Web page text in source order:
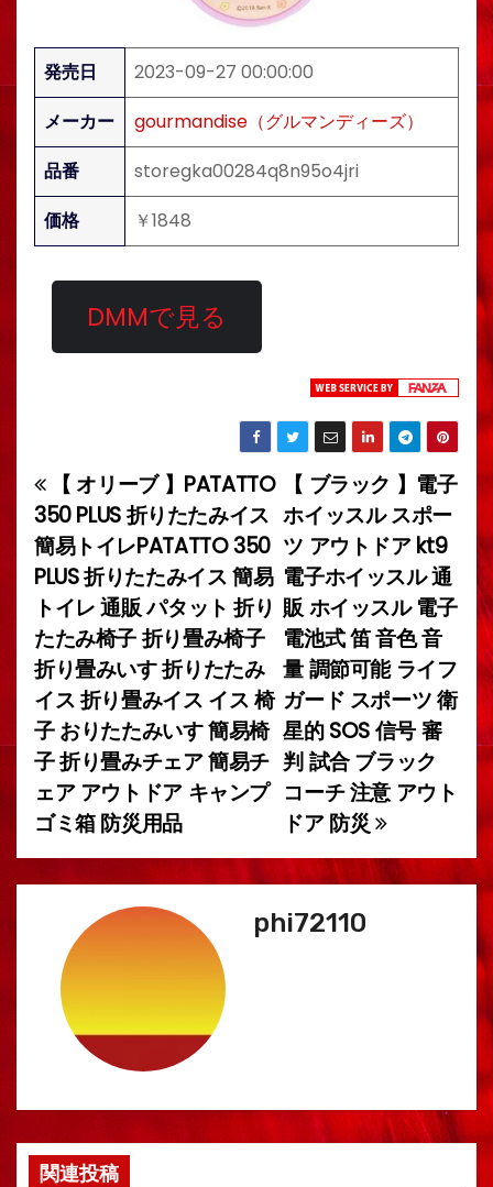
発売日
2023-09-27 00:00:00
メーカー
gourmandise（グルマンディーズ）
品番
storegka00284q8n95o4jri
価格
￥1848
DMMで見る
投
稿
ナ
ビ
ゲ
ー
シ
ョ
ン
【 ブラック 】電子
ホイッスル スポー
ツ アウトドア kt9
電子ホイッスル 通
販 ホイッスル 電子
電池式 笛 音色 音
量 調節可能 ライフ
ガード スポーツ 衛
星的 SOS 信号 審
判 試合 ブラック
コーチ 注意 アウト
ドア 防災
【 オリーブ 】PATATTO
350 PLUS 折りたたみイス
簡易トイレPATATTO 350
PLUS 折りたたみイス 簡易
トイレ 通販 パタット 折り
たたみ椅子 折り畳み椅子
折り畳みいす 折りたたみ
イス 折り畳みイス イス 椅
子 おりたたみいす 簡易椅
子 折り畳みチェア 簡易チ
ェア アウトドア キャンプ
ゴミ箱 防災用品
phi72110
関連投稿